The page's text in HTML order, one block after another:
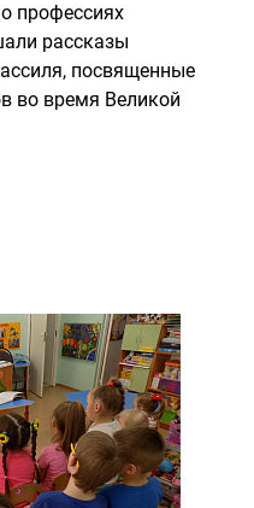
профессиях
рассказы
посвященные
во время Великой